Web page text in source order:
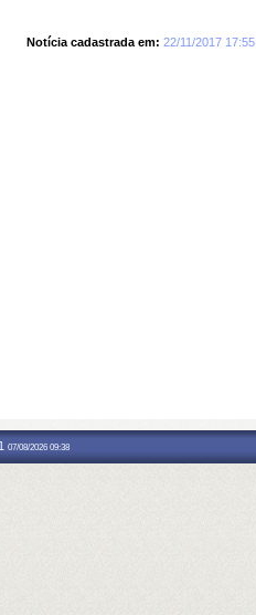
Notícia cadastrada em: 22/11/2017 17:55
07/08/2026 09:38